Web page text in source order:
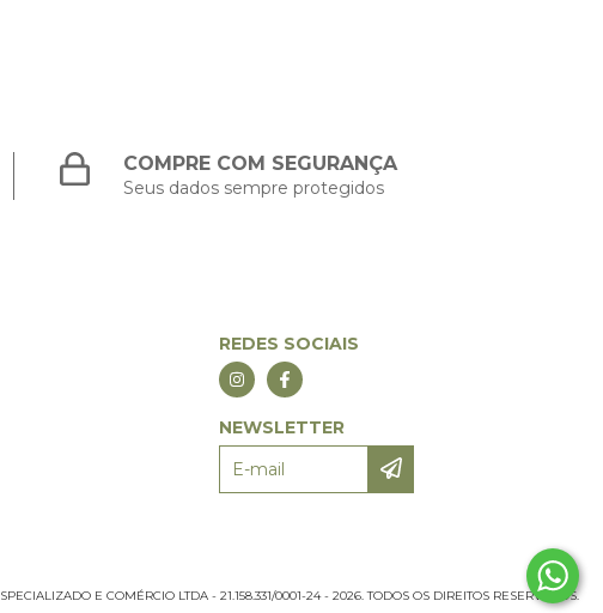
COMPRE COM SEGURANÇA
Seus dados sempre protegidos
REDES SOCIAIS
NEWSLETTER
E COMÉRCIO LTDA - 21.158.331/0001-24 - 2026. TODOS OS DIREITOS RESERVADOS.